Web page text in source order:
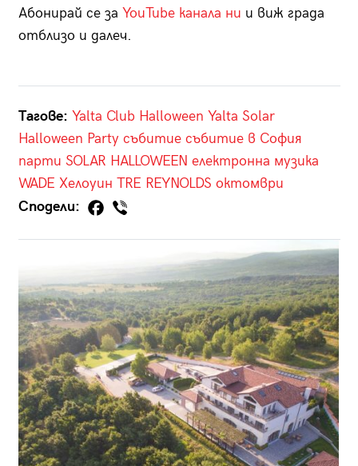
Абонирай се за YouTube канала ни и виж града
отблизо и далеч.
Тагове: Yalta Club Halloween Yalta Solar
Halloween Party събитие събитие в София
парти SOLAR HALLOWEEN електронна музика
WADE Хелоуин TRE REYNOLDS октомври
Сподели: